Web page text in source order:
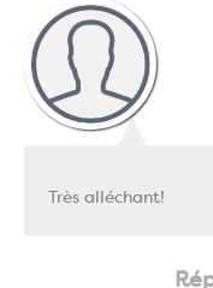
Très alléchant!